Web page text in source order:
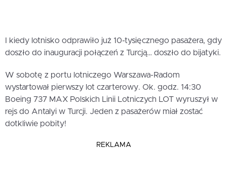
I kiedy lotnisko odprawiło już 10-tysięcznego pasażera, gdy
doszło do inauguracji połączeń z Turcją… doszło do bijatyki.
W sobotę z portu lotniczego Warszawa-Radom
wystartował pierwszy lot czarterowy. Ok. godz. 14:30
Boeing 737 MAX Polskich Linii Lotniczych LOT wyruszył w
rejs do Antalyi w Turcji. Jeden z pasażerów miał zostać
dotkliwie pobity!
REKLAMA